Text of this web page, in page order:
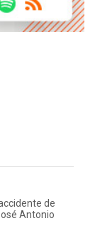
de
Antonio